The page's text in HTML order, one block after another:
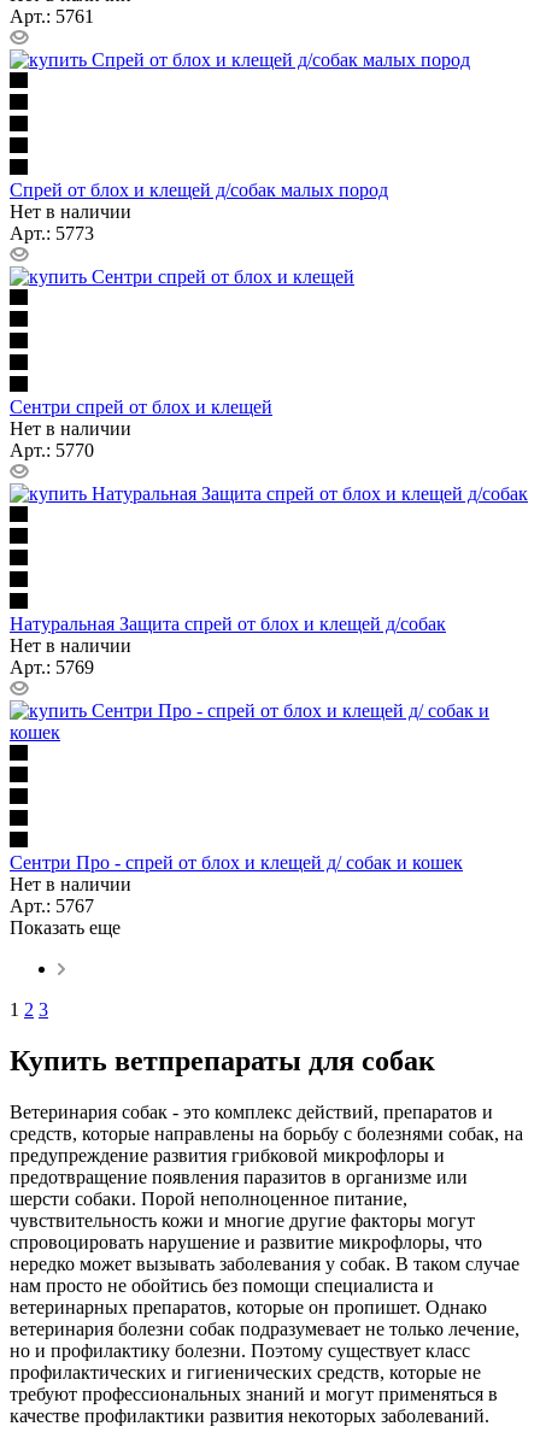
Арт.: 5761
Спрей от блох и клещей д/собак малых пород
Нет в наличии
Арт.: 5773
Сентри cпрей от блох и клещей
Нет в наличии
Арт.: 5770
Натуральная Защита спрей от блох и клещей д/собак
Нет в наличии
Арт.: 5769
Сентри Про - cпрей от блох и клещей д/ собак и кошек
Нет в наличии
Арт.: 5767
Показать еще
1 2 3
Купить ветпрепараты для собак
Ветеринария собак - это комплекс действий, препаратов и
средств, которые направлены на борьбу с болезнями собак, на
предупреждение развития грибковой микрофлоры и
предотвращение появления паразитов в организме или
шерсти собаки. Порой неполноценное питание,
чувствительность кожи и многие другие факторы могут
спровоцировать нарушение и развитие микрофлоры, что
нередко может вызывать заболевания у собак. В таком случае
нам просто не обойтись без помощи специалиста и
ветеринарных препаратов, которые он пропишет. Однако
ветеринария болезни собак подразумевает не только лечение,
но и профилактику болезни. Поэтому существует класс
профилактических и гигиенических средств, которые не
требуют профессиональных знаний и могут применяться в
качестве профилактики развития некоторых заболеваний.